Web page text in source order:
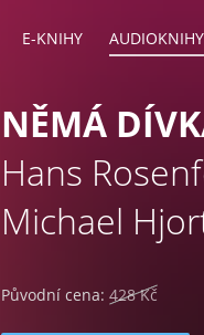
E-KNIHY AUDIOKNIHY
NĚMÁ
Hans
Michael
Původní cena: 428 Kč